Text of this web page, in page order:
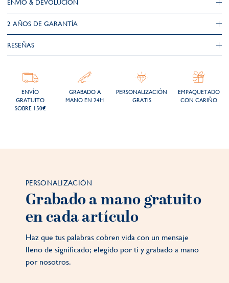
ENVÍO & DEVOLUCIÓN
2 AÑOS DE GARANTÍA​
RESEÑAS
ENVÍO
GRATUITO
SOBRE 150€
GRABADO A
MANO EN 24H
PERSONALIZACIÓN
GRATIS
EMPAQUETADO
CON CARIÑO
PERSONALIZACIÓN
Grabado a mano gratuito
en cada artículo
Haz que tus palabras cobren vida con un mensaje
lleno de significado; elegido por ti y grabado a mano
por nosotros.